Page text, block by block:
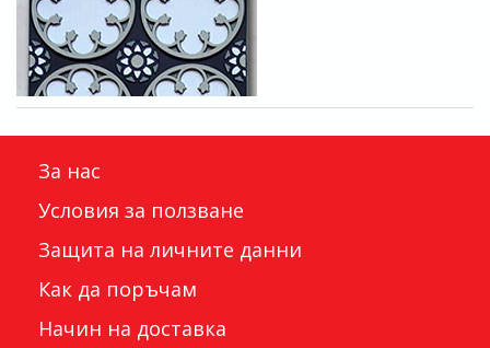
За нас
Условия за ползване
Защита на личните данни
Как да поръчам
Начин на доставка